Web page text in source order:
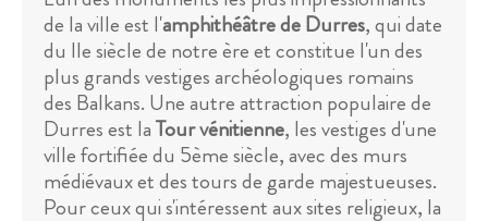
de la ville est l'amphithéâtre de Durres, qui date
du IIe siècle de notre ère et constitue l'un des
plus grands vestiges archéologiques romains
des Balkans. Une autre attraction populaire de
Durres est laTour vénitienne, les vestiges d'une
ville fortifiée du 5ème siècle, avec des murs
médiévaux et des tours de garde majestueuses.
Pour ceux qui s'intéressent aux sites religieux, la